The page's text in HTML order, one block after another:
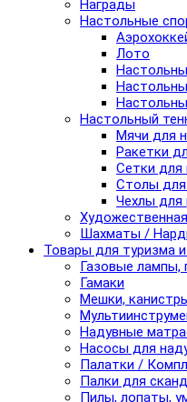
Награды
Настольные
Лото
Настольный
Мячи для
Ракетки
Сетки для
Столы для
Чехлы для
Шахматы /
Товары для туризма
Газовые лампы,
Гамаки
Мешки,
Надувные
Насосы для
Палатки /
Палки для
Пилы, лопаты,